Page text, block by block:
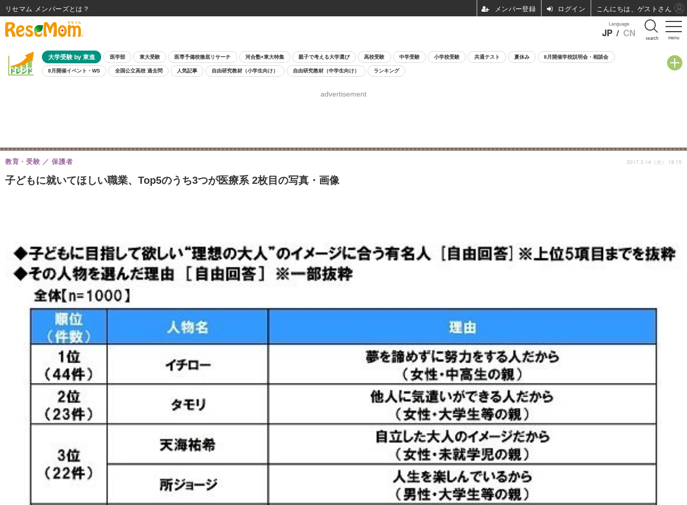
menu
Language
JP / CN search
大学受験 by 東進 医学部 東大受験 医専予備校徹底リサーチ 河合塾×東大特集 親子で考える大学選び 高校受験 中学受験 小学校受験 共通テスト 夏休み 8月開催学校説明会・相談会
8月開催イベント・WS 全国公立高校 過去問 人気記事 自由研究教材（小学生向け） 自由研究教材（中学生向け） ランキング
advertisement
子どもに就いてほしい職業、Top5のうち3つが医療系 2枚目の写真・画像
教育・受験 保護者 2017.3.14（火） 18:15
リセマム メンバーズ ログイン こんにちは、ゲストさん